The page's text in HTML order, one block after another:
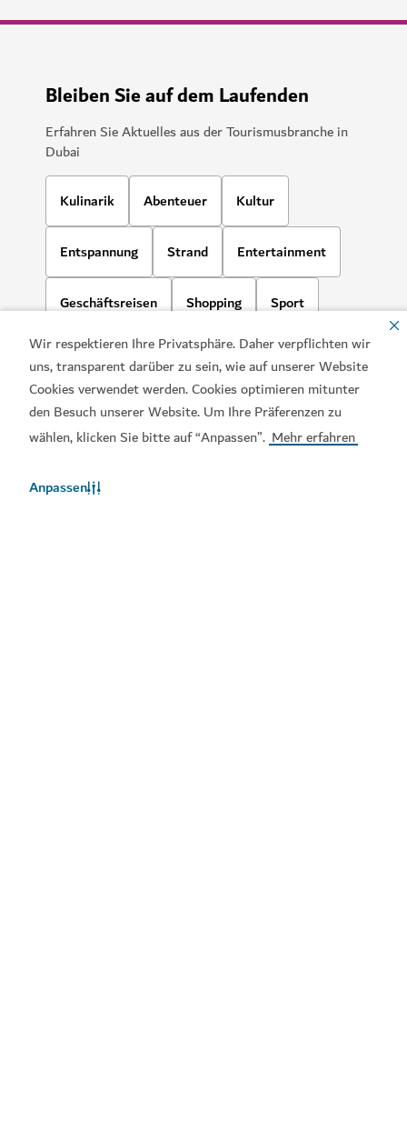
Wir respektieren Ihre Privatsphäre. Daher verpflichten wir
uns, transparent darüber zu sein, wie auf unserer Website
Cookies verwendet werden. Cookies optimieren mitunter
den Besuch unserer Website. Um Ihre Präferenzen zu
wählen, klicken Sie bitte auf “Anpassen”. Mehr erfahren
Anpassen
Bleiben Sie auf dem Laufenden
Erfahren Sie Aktuelles aus der Tourismusbranche in
Dubai
Kulinarik Abenteuer Kultur
Entspannung Strand Entertainment
Geschäftsreisen Shopping Sport
Familie Lifestyle Kunst Community